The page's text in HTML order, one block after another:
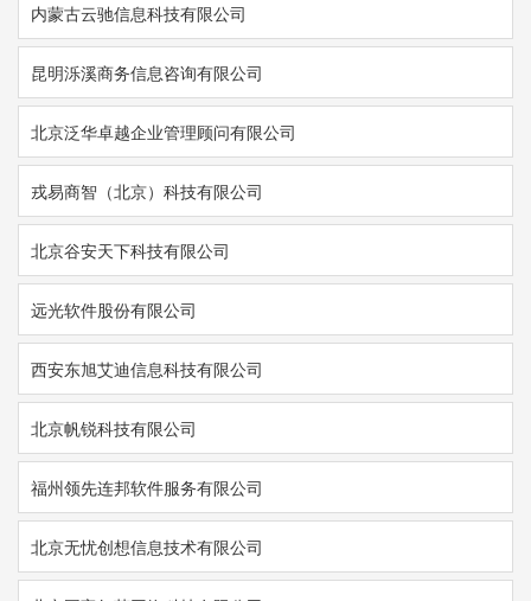
内蒙古云驰信息科技有限公司
昆明泺溪商务信息咨询有限公司
北京泛华卓越企业管理顾问有限公司
戎易商智（北京）科技有限公司
北京谷安天下科技有限公司
远光软件股份有限公司
西安东旭艾迪信息科技有限公司
北京帆锐科技有限公司
福州领先连邦软件服务有限公司
北京无忧创想信息技术有限公司